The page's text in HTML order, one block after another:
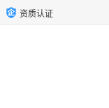
资质认证